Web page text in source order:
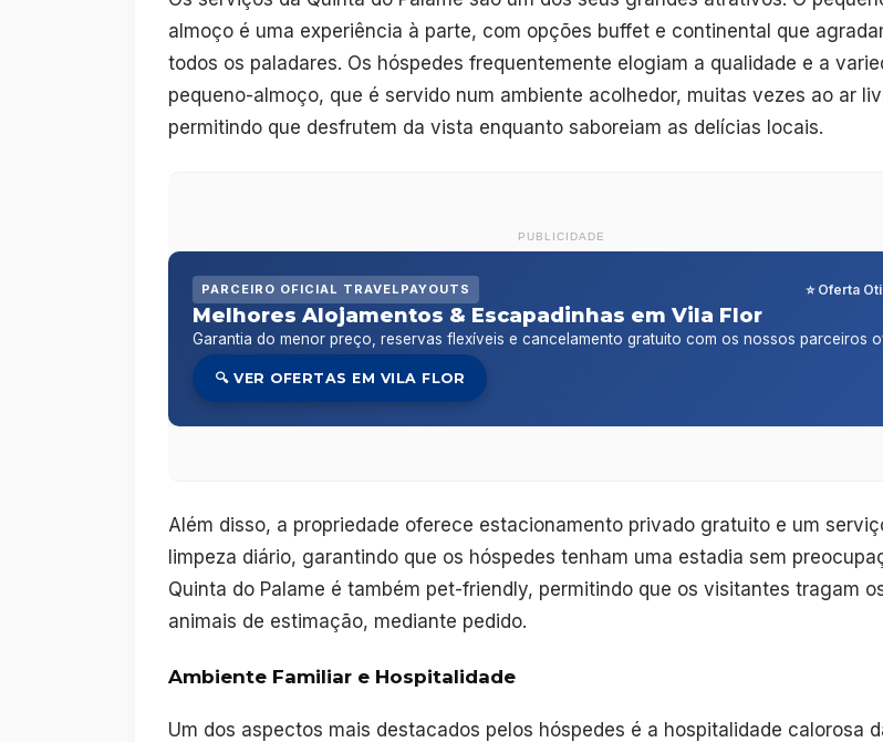
almoço é uma experiência à parte, com opções buffet e continental que
todos os paladares. Os hóspedes frequentemente elogiam a qualidade e a
pequeno-almoço, que é servido num ambiente acolhedor, muitas vezes ao ar
permitindo que desfrutem da vista enquanto saboreiam as delícias locais.
PUBLICIDADE
PARCEIRO OFICIAL TRAVELPAYOUTS ⭐ Oferta
Melhores Alojamentos & Escapadinhas em Vila Flor
Garantia do menor preço, reservas flexíveis e cancelamento gratuito com os nossos parceiros
🔍 VER OFERTAS EM VILA FLOR
Além disso, a propriedade oferece estacionamento privado gratuito e um
limpeza diário, garantindo que os hóspedes tenham uma estadia sem
Quinta do Palame é também pet-friendly, permitindo que os visitantes tragam
animais de estimação, mediante pedido.
Ambiente Familiar e Hospitalidade
Um dos aspectos mais destacados pelos hóspedes é a hospitalidade calorosa